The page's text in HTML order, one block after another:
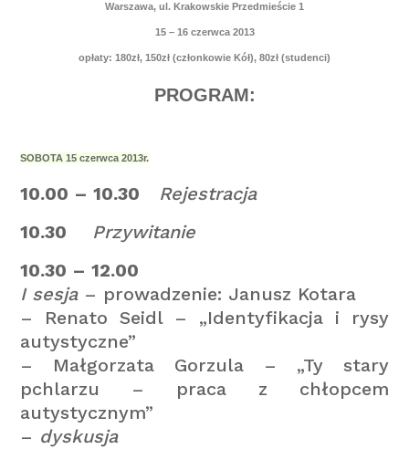
Warszawa, ul. Krakowskie Przedmieście 1
15 – 16 czerwca 2013
opłaty: 180zł, 150zł (członkowie Kół), 80zł (studenci)
PROGRAM:
SOBOTA 15 czerwca 2013r.
10.00 – 10.30
Rejestracja
10.30
Przywitanie
10.30 – 12.00
I sesja – prowadzenie: Janusz Kotara
– Renato Seidl – „Identyfikacja i rysy
autystyczne”
– Małgorzata Gorzula – „Ty stary
pchlarzu – praca z chłopcem
autystycznym”
– dyskusja